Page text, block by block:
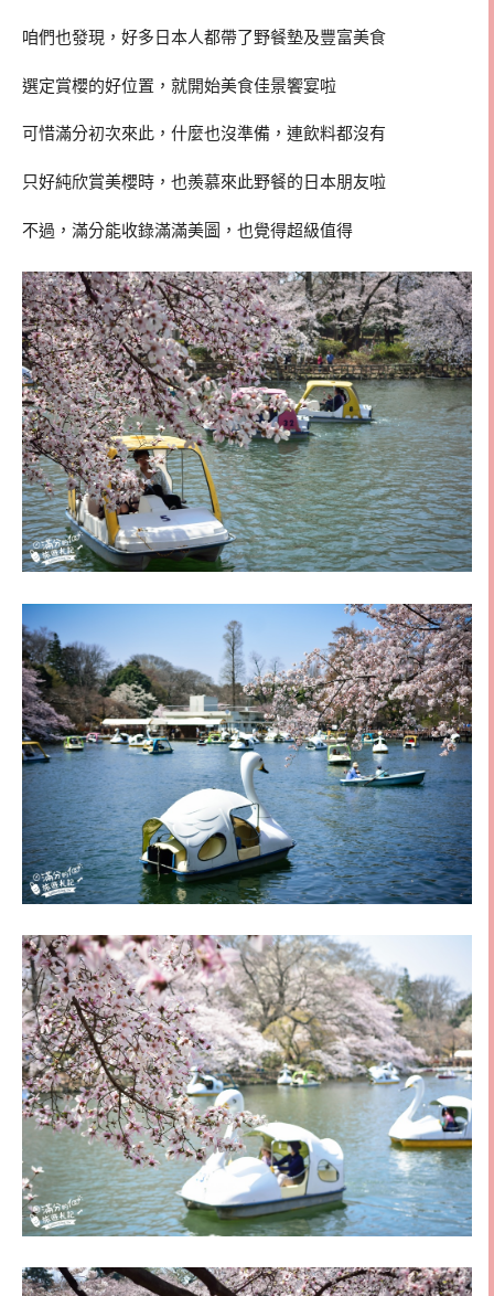
咱們也發現，好多日本人都帶了野餐墊及豐富美食
選定賞櫻的好位置，就開始美食佳景饗宴啦
可惜滿分初次來此，什麼也沒準備，連飲料都沒有
只好純欣賞美櫻時，也羨慕來此野餐的日本朋友啦
不過，滿分能收錄滿滿美圖，也覺得超級值得